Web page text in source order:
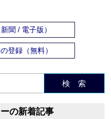
聞 / 電子版）
登録（無料）
検 索
の新着記事